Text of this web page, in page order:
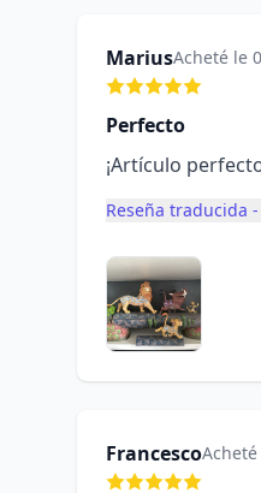
MariusAcheté le
Perfecto
¡Artículo
Reseña traducida
Francesco